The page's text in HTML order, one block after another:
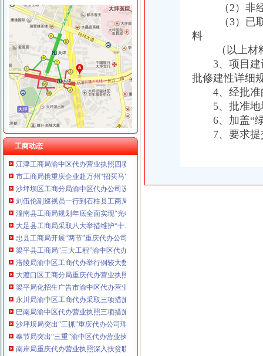
工商动态
工商动态
江津局着力加非公有制经济的渝中区代办营业执照建工作
巴南局认真抓好新《公司法》的渝中区工商代办贯彻实施
江北局四项措施加种子市渝中区代办营业执照场监管保护春耕播种
国家工商总局渝中区工商代办检查组检查大足局行政执法工作
忠县局五送信息拓宽农村经济发展“软通道”渝中区代办营业执照
巴南区工商分局渝中区代办营业执照开通公众信息网
万州农村经纪人呈现“五大发展”重庆代办营业执照趋势
南岸区工商分局认真贯彻落实旱救灾惠民政策确保市渝中区工商代办场繁荣稳定
江津工商局渝中区代办营业执照四项举措化安全生产监管
市工商局携重庆企业赴万州“招买马”渝中区代办营业执照
沙坪坝区工商分局渝中区代办公司设立食品安全监测数据直报点
刘伍伦副巡视员一行到石柱县工商局重庆代办营业执照调研工作
潼南县工商局规划年底全面实现“光收费”重庆代办营业执照
大足县工商局采取八大举措维护“十.一”渝中区工商代办金周旅游市场秩序
忠县工商局开展“两节”重庆代办公司期间食品市场大检查
梁平县工商局“三大工程”渝中区代办公司加队伍建设
涪陵局渝中区工商代办举行例较大数额罚款听证会
大渡口区工商分局重庆代办营业执照整中介机构做到＂四个到位＂
梁平局化招生广告市渝中区代办营业执照场监管
永川局渝中区工商代办采取三项措施规范执法行为
巴南局渝中区代办营业执照三项措施开展危险化学品安全专项整
沙坪坝局突出“三抓”重庆代办公司理中介
奉节局突出“三重”渝中区代办营业执照抓好办公室工作
南岸局重庆代办营业执照深入扶贫联系村问旱灾群众
永川局认真达贯彻全市渝中区代办营业执照工商行政管理局长会议精
（2）非经
（3）已取
料
（以上材料
3、项目建设
批修建性详细
4、经批准
5、批准地
6、加盖“绿
7、要求提